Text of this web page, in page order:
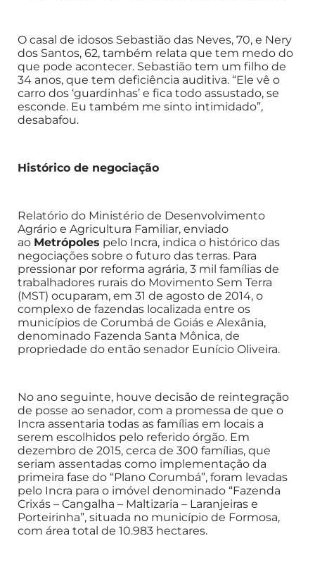
O casal de idosos Sebastião das Neves, 70, e Nery
dos Santos, 62, também relata que tem medo do
que pode acontecer. Sebastião tem um filho de
34 anos, que tem deficiência auditiva. “Ele vê o
carro dos ‘guardinhas’ e fica todo assustado, se
esconde. Eu também me sinto intimidado”,
desabafou.
Histórico de negociação
Relatório do Ministério de Desenvolvimento
Agrário e Agricultura Familiar, enviado
ao Metrópoles pelo Incra, indica o histórico das
negociações sobre o futuro das terras. Para
pressionar por reforma agrária, 3 mil famílias de
trabalhadores rurais do Movimento Sem Terra
(MST) ocuparam, em 31 de agosto de 2014, o
complexo de fazendas localizada entre os
municípios de Corumbá de Goiás e Alexânia,
denominado Fazenda Santa Mônica, de
propriedade do então senador Eunício Oliveira.
No ano seguinte, houve decisão de reintegração
de posse ao senador, com a promessa de que o
Incra assentaria todas as famílias em locais a
serem escolhidos pelo referido órgão. Em
dezembro de 2015, cerca de 300 famílias, que
seriam assentadas como implementação da
primeira fase do “Plano Corumbá”, foram levadas
pelo Incra para o imóvel denominado “Fazenda
Crixás – Cangalha – Maltizaria – Laranjeiras e
Porteirinha”, situada no município de Formosa,
com área total de 10.983 hectares.